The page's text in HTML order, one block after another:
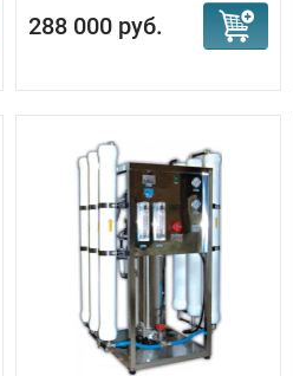
288 000 руб.